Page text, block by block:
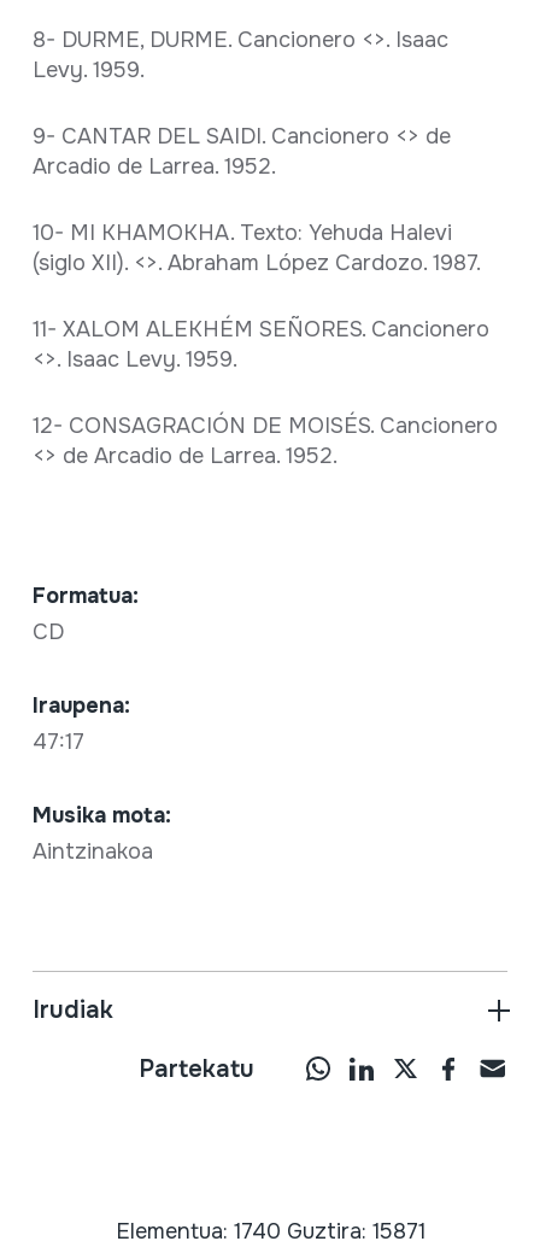
8- DURME, DURME. Cancionero <>. Isaac
Levy. 1959.
9- CANTAR DEL SAIDI. Cancionero <> de
Arcadio de Larrea. 1952.
10- MI KHAMOKHA. Texto: Yehuda Halevi
(siglo XII). <>. Abraham López Cardozo. 1987.
11- XALOM ALEKHÉM SEÑORES. Cancionero
<>. Isaac Levy. 1959.
12- CONSAGRACIÓN DE MOISÉS. Cancionero
<> de Arcadio de Larrea. 1952.
Formatua:
CD
Iraupena:
47:17
Musika mota:
Aintzinakoa
Irudiak
Partekatu
Elementua: 1740 Guztira: 15871